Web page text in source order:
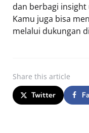
dan berbagi
Kamu juga bisa
melalui dukungan di
Share this article
Twitter